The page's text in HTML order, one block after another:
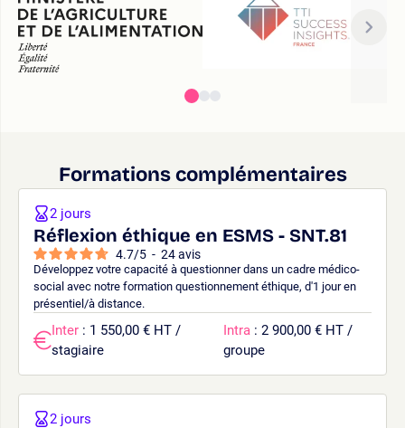
Formations complémentaires
Réflexion éthique en ESMS - SNT.81
4.7/5 - 24avis
Développez votre capacité à questionner dans un cadre médico-
social avec notre formation questionnement éthique, d'1 jour en
présentiel/à distance.
2 jours
Inter : 1 550,00 € HT /
stagiaire
Intra : 2 900,00 € HT /
groupe
2 jours